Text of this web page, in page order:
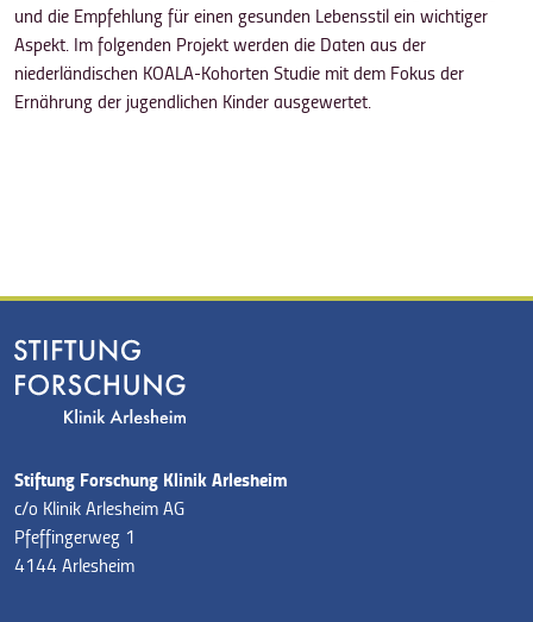
und die Empfehlung für einen gesunden Lebensstil ein wichtiger
Aspekt. Im folgenden Projekt werden die Daten aus der
niederländischen KOALA-Kohorten Studie mit dem Fokus der
Ernährung der jugendlichen Kinder ausgewertet.
Stiftung Forschung Klinik Arlesheim
c/o Klinik Arlesheim AG
Pfeffingerweg 1
4144 Arlesheim